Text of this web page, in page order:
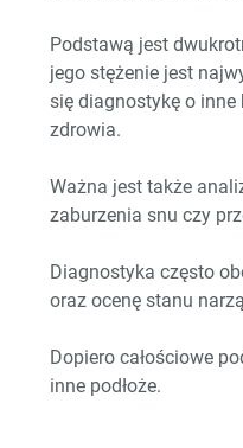
Podstawą jest
jego stężenie jest
się diagnostykę o
zdrowia.
Ważna jest także
zaburzenia snu czy
Diagnostyka często
oraz ocenę stanu
Dopiero całościowe
inne podłoże.